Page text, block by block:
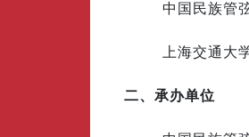
中国民族管
上海交通大
二、承办单位